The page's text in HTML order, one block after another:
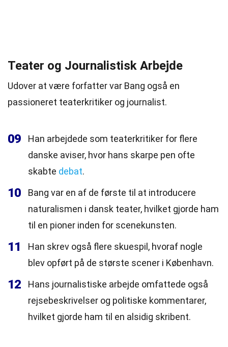
Teater og Journalistisk Arbejde
Udover at være forfatter var Bang også en
passioneret teaterkritiker og journalist.
09
Han arbejdede som teaterkritiker for flere
danske aviser, hvor hans skarpe pen ofte
skabte debat.
10
Bang var en af de første til at introducere
naturalismen i dansk teater, hvilket gjorde ham
til en pioner inden for scenekunsten.
11
Han skrev også flere skuespil, hvoraf nogle
blev opført på de største scener i København.
12
Hans journalistiske arbejde omfattede også
rejsebeskrivelser og politiske kommentarer,
hvilket gjorde ham til en alsidig skribent.